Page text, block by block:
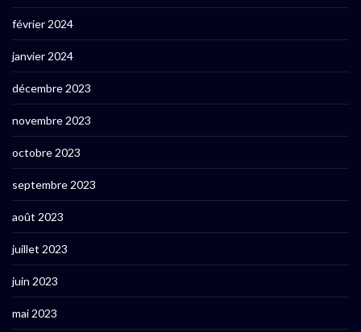
février 2024
janvier 2024
décembre 2023
novembre 2023
octobre 2023
septembre 2023
août 2023
juillet 2023
juin 2023
mai 2023